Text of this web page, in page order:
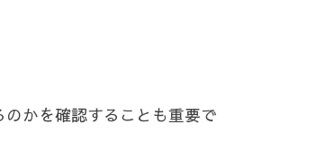
かを確認することも重要で